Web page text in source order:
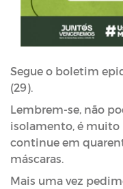
Segue o boletim
(29).
Lembrem-se, não
isolamento, é
continue em
máscaras.
Mais uma vez